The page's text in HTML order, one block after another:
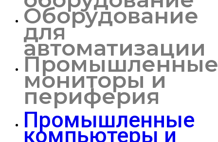
Оборудование
для
автоматизации
Промышленные
мониторы и
периферия
Промышленные
компьютеры и